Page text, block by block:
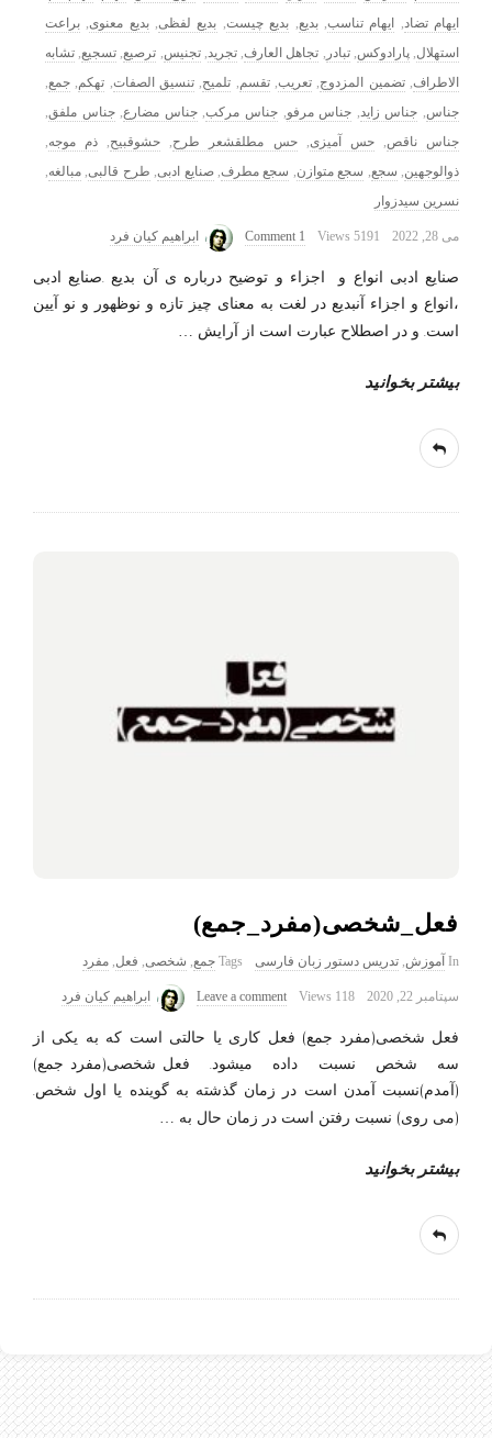
ایهام تضاد, ایهام تناسب,بدیع, بدیع چیست, بدیع لفظی,بدیع معنوی, براعت
استهلال,پارادوکس,تبادر , تجاهل العارف,تجرید,تجنیس, ترصیع, تسجیع, تشابه
الاطراف,تضمین المزدوج, تعریب,تقسم, تلمیح, تنسیق الصفات, تهکم, جمع,
جناس, جناس زاید, جناس مرفو, جناس مرکب,جناس مضارع,جناس ملفق,
جناس ناقص,حس آمیزی,حس مطلقشعر طرح, حشوقبیح, ذم موجه,
ذوالوجهین, سجع, سجع متوازن, سجع مطرف,صنایع ادبی, طرح قالبی, مبالغه,
نسرین سیدزوار
می 28, 2022 5191 Views
1 Comment ابراهیم کیان فرد
صنایع ادبی انواع و اجزاء و توضیح درباره ی آن بدیع .صنایع ادبی
،انواع و اجزاء آنبدیع در لغت به معنای چیز تازه و نوظهور و نو آیین
است. و در اصطلاح عبارت است از آرایش
بیشتر بخوانید
فعل_شخصی(مفرد_جمع)
In آموزش, تدریس دستور زبان فارسی Tags جمع, شخصی, فعل, مفرد
سپتامبر 22, 2020 118 Views
Leave a comment ابراهیم کیان فرد
فعل_شخصی(مفرد_جمع) فعل کاری یا حالتی است که به یکی از
سه شخص نسبت داده میشود. فعل_شخصی(مفرد_جمع)
(آمدم)نسبت آمدن است در زمان گذشته به گوینده یا اول شخص.
(می روی) نسبت رفتن است در زمان حال به
بیشتر بخوانید